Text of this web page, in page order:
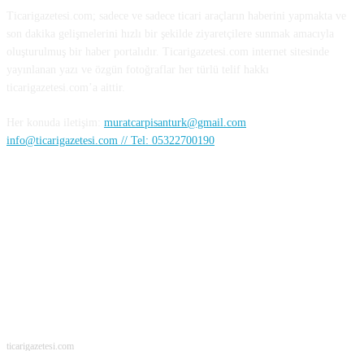
muratcarpisanturk@gmail.com
info@ticarigazetesi.com // Tel: 05322700190
ticarigazetesi.com